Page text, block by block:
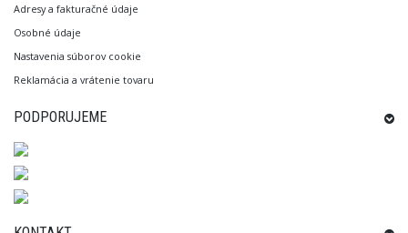
Adresy a fakturačné údaje
Osobné údaje
Nastavenia súborov cookie
Reklamácia a vrátenie tovaru
PODPORUJEME